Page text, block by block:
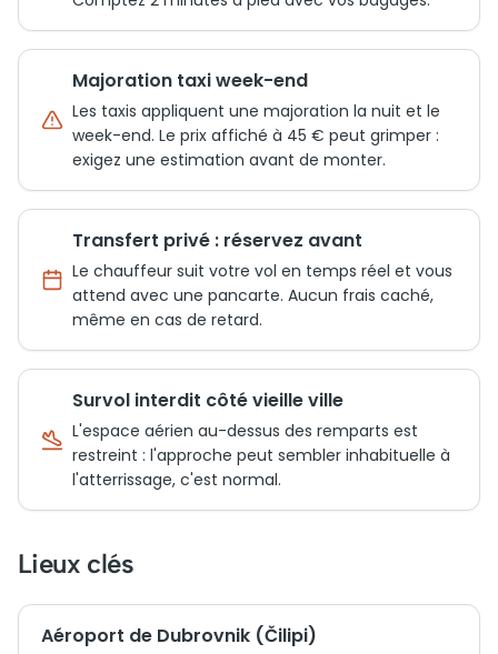
Majoration taxi week-end
Les taxis appliquent une majoration la nuit et le
week-end. Le prix affiché à 45 € peut grimper :
exigez une estimation avant de monter.
Transfert privé : réservez avant
Le chauffeur suit votre vol en temps réel et vous
attend avec une pancarte. Aucun frais caché,
même en cas de retard.
Survol interdit côté vieille ville
L'espace aérien au-dessus des remparts est
restreint : l'approche peut sembler inhabituelle à
l'atterrissage, c'est normal.
Lieux clés
Aéroport de Dubrovnik (Čilipi)